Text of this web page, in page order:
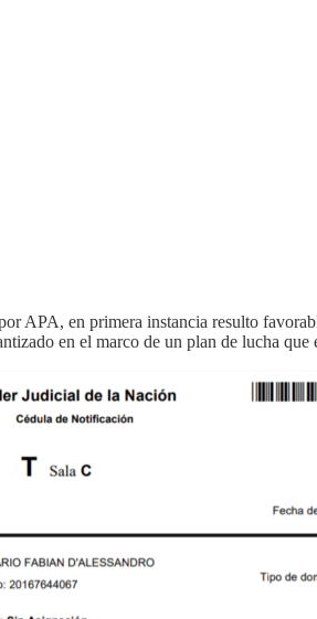
APA, en primera instancia resulto
en el marco de un plan de lucha